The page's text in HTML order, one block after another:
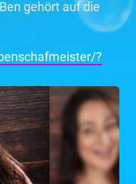
gehört auf die
?